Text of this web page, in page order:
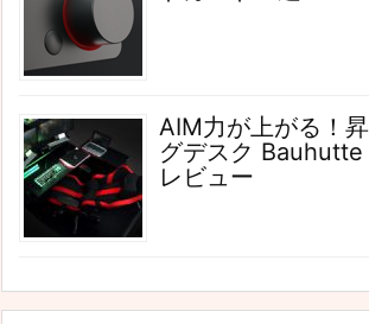
AIM力が上がる！
グデスク
レビュー